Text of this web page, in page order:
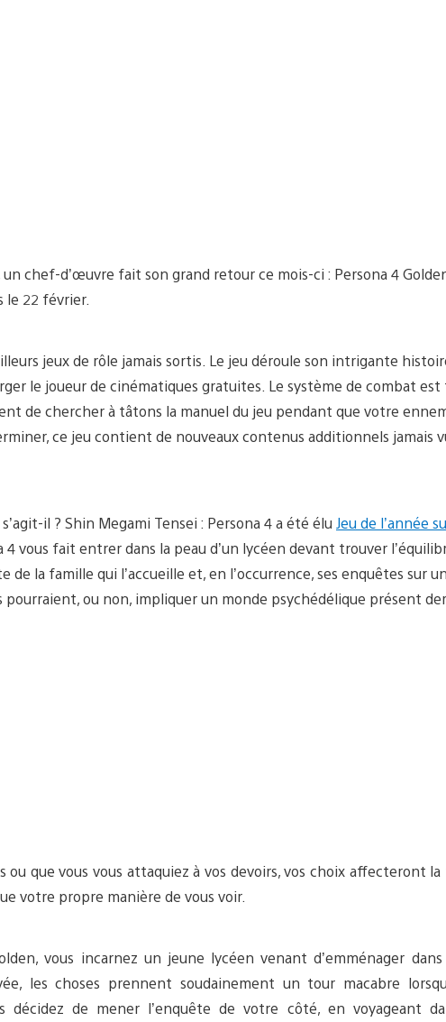
un chef-d’œuvre fait son grand retour ce mois-ci : Persona 4
le 22 février.
jeux de rôle jamais sortis. Le jeu déroule son intrigante
le joueur de cinématiques gratuites. Le système de combat
de chercher à tâtons la manuel du jeu pendant que votre
ce jeu contient de nouveaux contenus additionnels jamais
il ? Shin Megami Tensei : Persona 4 a été élu Jeu de l’année
4 vous fait entrer dans la peau d’un lycéen devant trouver
de la famille qui l’accueille et, en l’occurrence, ses enquêtes sur
pourraient, ou non, impliquer un monde psychédélique présent
ou que vous vous attaquiez à vos devoirs, vos choix affecteront
votre propre manière de vous voir.
vous incarnez un jeune lycéen venant d’emménager
les choses prennent soudainement un tour macabre
décidez de mener l’enquête de votre côté, en voyageant